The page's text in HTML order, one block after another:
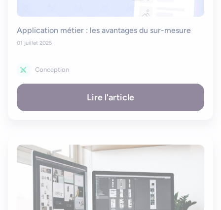
Application métier : les avantages du sur-mesure
01 juillet 2025
Conception
Lire l'article